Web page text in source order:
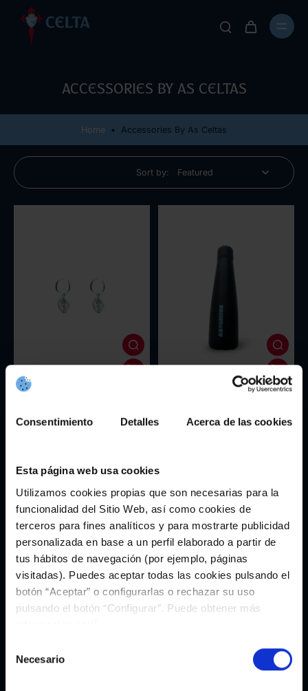
Consentimiento Detalles Acerca de las cookies
Esta página web usa cookies
Utilizamos cookies propias que son necesarias para la
funcionalidad del Sitio Web, así como cookies de
terceros para fines analíticos y para mostrarte publicidad
personalizada en base a un perfil elaborado a partir de
tus hábitos de navegación (por ejemplo, páginas
visitadas). Puedes aceptar todas las cookies pulsando el
botón “Aceptar” o configurarlas o rechazar su uso
pulsando el botón “Configurar”. Puede obtener más
Necesario
Accessories by As Celtas
Home • Accessories By As Celtas
Sort by:
45,00€ 14,95€
Celeste As Celtas Pen